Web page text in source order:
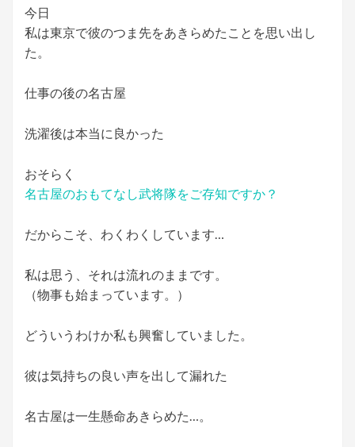
今日
私は東京で彼のつま先をあきらめたことを思い出し
た。
仕事の後の名古屋
洗濯後は本当に良かった
おそらく
名古屋のおもてなし武将隊をご存知ですか？
だからこそ、わくわくしています…
私は思う、それは流れのままです。
（物事も始まって​​います。）
どういうわけか私も興奮していました。
彼は気持ちの良い声を出して漏れた
名古屋は一生懸命あきらめた…。